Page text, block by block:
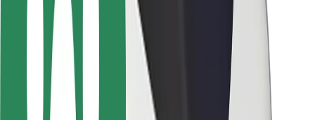
Passagersikkerhed
Chaufførsikkerhed
Sikkerhed på el-løbehjul
Sikkerhedscenter
Byer